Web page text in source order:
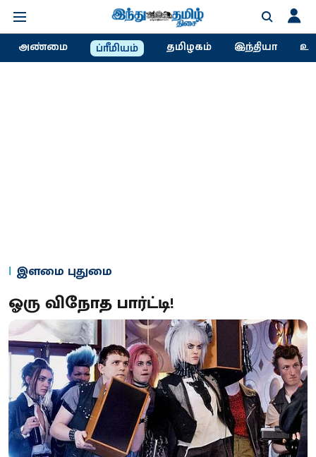
அண்மை ப்ரீமியம் தமிழகம் இந்தியா
இளமை புதுமை
ஓரு விநோத பார்ட்டி!